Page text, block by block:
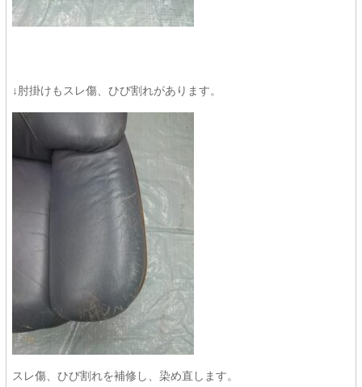
↓肘掛けもスレ傷、ひび割れがあります。
スレ傷、ひび割れを補修し、染め直します。